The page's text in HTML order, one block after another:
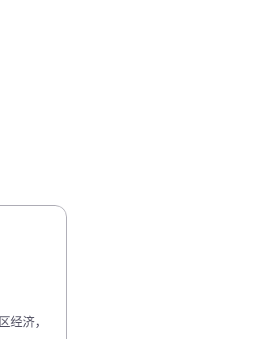
经济，